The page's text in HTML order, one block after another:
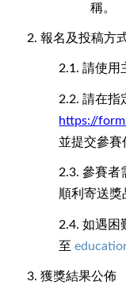
稱。
2. 報名及投稿方
2.1. 請使用
2.2. 請在指
https://
並提交參賽
2.3. 參賽者
順利寄送獎
2.4. 如遇困
至
3. 獲獎結果公佈